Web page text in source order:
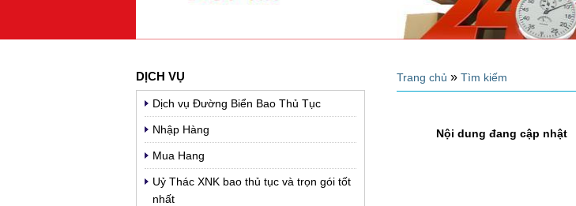
Trang chủ » Tìm kiếm
Nội dung đang cập nhật
DỊCH VỤ
Dịch vụ Đường Biển Bao Thủ Tục
Nhập Hàng
Mua Hang
Uỷ Thác XNK bao thủ tục và trọn gói tốt
nhất